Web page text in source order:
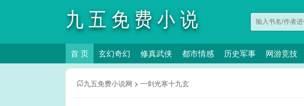
九五免费小说
网
首 页 玄幻奇幻 修真武侠 都市情感 历史军事 网游竞技
九五免费小说网 > 一剑光寒十九玄